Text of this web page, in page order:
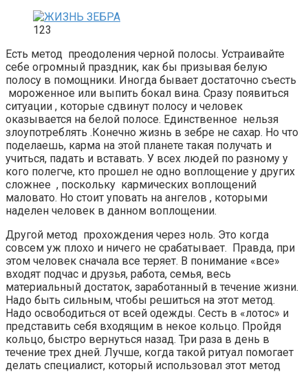
123
Есть метод преодоления черной полосы. Устраивайте
себе огромный праздник, как бы призывая белую
полосу в помощники. Иногда бывает достаточно съесть
мороженное или выпить бокал вина. Сразу появиться
ситуации , которые сдвинут полосу и человек
оказывается на белой полосе. Единственное нельзя
злоупотреблять .Конечно жизнь в зебре не сахар. Но что
поделаешь, карма на этой планете такая получать и
учиться, падать и вставать. У всех людей по разному у
кого полегче, кто прошел не одно воплощение у других
сложнее , поскольку кармических воплощений
маловато. Но стоит уповать на ангелов , которыми
наделен человек в данном воплощении.
Другой метод прохождения через ноль. Это когда
совсем уж плохо и ничего не срабатывает. Правда, при
этом человек сначала все теряет. В понимание «все»
входят подчас и друзья, работа, семья, весь
материальный достаток, заработанный в течение жизни.
Надо быть сильным, чтобы решиться на этот метод.
Надо освободиться от всей одежды. Сесть в «лотос» и
представить себя входящим в некое кольцо. Пройдя
кольцо, быстро вернуться назад. Три раза в день в
течение трех дней. Лучше, когда такой ритуал помогает
делать специалист, который использовал этот метод